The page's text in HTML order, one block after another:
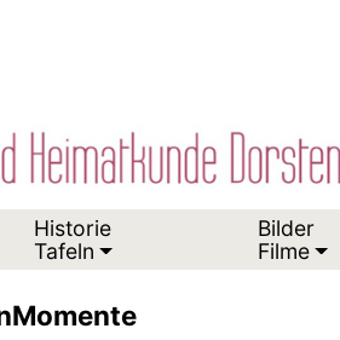
Historie
Tafeln
Bilder
Filme